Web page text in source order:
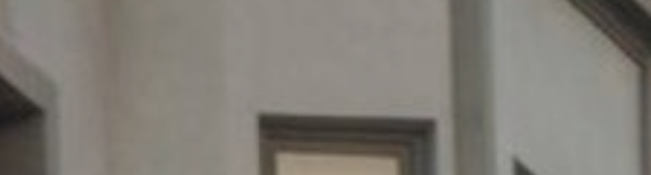
Sie ermöglichen die Beobachtung und Analyse des Verhaltens der Nutzer dieser
durch empfohlene Produkte ein besseres Erlebnis zu bieten.
Marketing und Publizität